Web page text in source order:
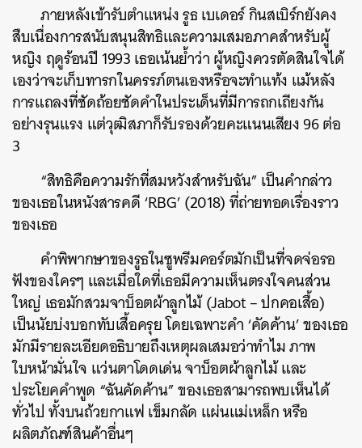
ภายหลังเข้ารับตำแหน่งรูธเบเดอร์กินสเบิร์กยังคง
สืบเนื่องการสนับสนุนสิทธิและความเสมอภาคสำหรับผู้
หญิง ฤดูร้อนปี1993เธอเน้นย้ำว่าผู้หญิงควรตัดสินใจได้
เองว่าจะเก็บทารกในครรภ์ตนเองหรือจะทำแท้ง แม้หลัง
การแถลงที่ชัดถ้อยชัดคำในประเด็นที่มีการถกเถียงกัน
อย่างรุนแรง แต่วุฒิสภาก็รับรองด้วยคะแนนเสียง96ต่อ
3
“สิทธิคือความรักที่สมหวังสำหรับฉัน”เป็นคำกล่าว
ของเธอในหนังสารคดี‘RBG’ (2018)ที่ถ่ายทอดเรื่องราว
ของเธอ
คำพิพากษาของรูธในซูพรีมคอร์ตมักเป็นที่จดจ่อรอ
ฟังของใครๆ และเมื่อใดที่เธอมีความเห็นตรงใจคนส่วน
ใหญ่ เธอมักสวมจาบ็อตผ้าลูกไม้(Jabot –ปกคอเสื้อ)
เป็นนัยบ่งบอกทับเสื้อครุยโดยเฉพาะคำ‘คัดค้าน’ของเธอ
มักมีรายละเอียดอธิบายถึงเหตุผลเสมอว่าทำไมภาพ
ใบหน้ามั่นใจ แว่นตาโดดเด่นจาบ็อตผ้าลูกไม้และ
ประโยคคำพูด “ฉันคัดค้าน”ของเธอสามารถพบเห็นได้
ทั่วไปทั้งบนถ้วยกาแฟเข็มกลัด แผ่นแม่เหล็กหรือ
ผลิตภัณฑ์สินค้าอื่นๆ